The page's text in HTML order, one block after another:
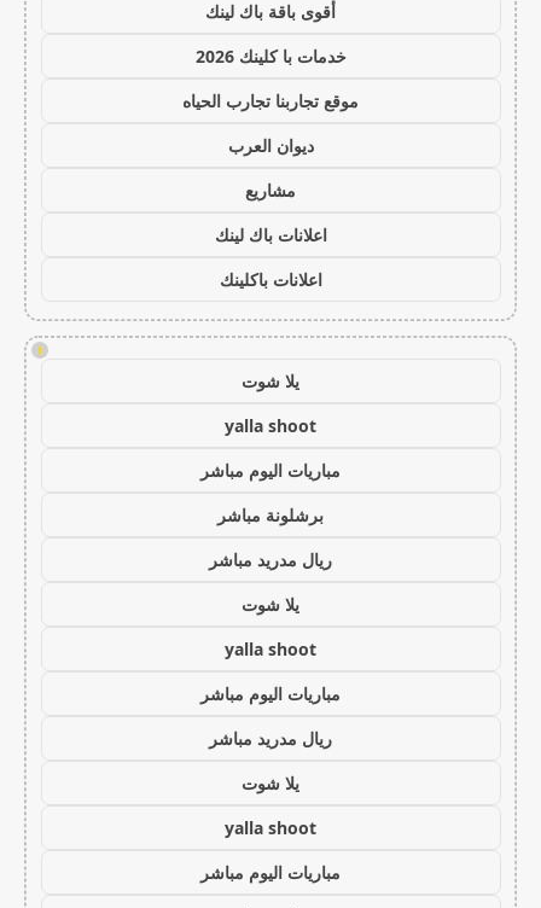
أقوى باقة باك لينك
خدمات با كلينك 2026
موقع تجاربنا تجارب الحياه
ديوان العرب
مشاريع
اعلانات باك لينك
اعلانات باكلينك
!
يلا شوت
yalla shoot
مباريات اليوم مباشر
برشلونة مباشر
ريال مدريد مباشر
يلا شوت
yalla shoot
مباريات اليوم مباشر
ريال مدريد مباشر
يلا شوت
yalla shoot
مباريات اليوم مباشر